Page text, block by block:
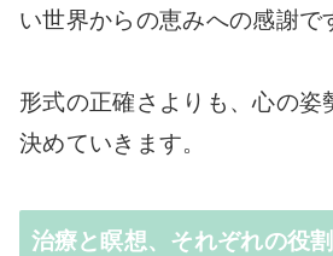
い世界からの恵みへの感謝で
形式の正確さよりも、心の姿
決めていきます。
治療と瞑想、それぞれの役割